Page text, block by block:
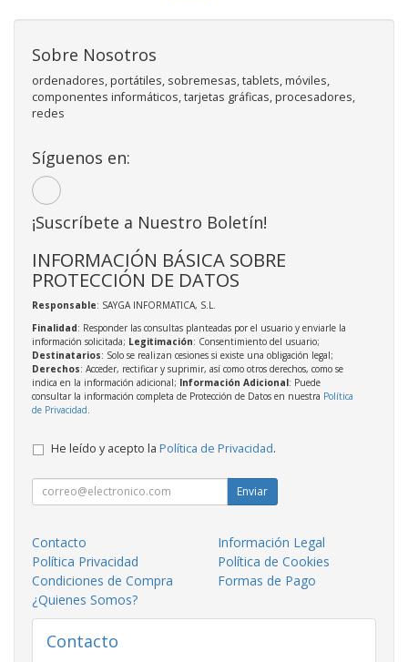
Sobre Nosotros
ordenadores, portátiles, sobremesas, tablets, móviles,
componentes informáticos, tarjetas gráficas, procesadores,
redes
Síguenos en:
¡Suscríbete a Nuestro Boletín!
INFORMACIÓN BÁSICA SOBRE
PROTECCIÓN DE DATOS
Responsable: SAYGA INFORMATICA, S.L.
Finalidad: Responder las consultas planteadas por el usuario y enviarle la
información solicitada; Legitimación: Consentimiento del usuario;
Destinatarios: Solo se realizan cesiones si existe una obligación legal;
Derechos: Acceder, rectificar y suprimir, así como otros derechos, como se
indica en la información adicional; Información Adicional: Puede
consultar la información completa de Protección de Datos en nuestra Política
de Privacidad
He leído y acepto la Política de Privacidad.
Enviar
Contacto
Información Legal
Política Privacidad
Política de Cookies
Condiciones de Compra
Formas de Pago
¿Quienes Somos?
Contacto